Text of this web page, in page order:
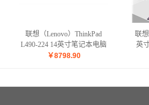
联想（Lenovo）ThinkPad
L490-224 14英寸笔记本电脑
Intel酷睿I7-8565U 1.8GHz四核
驱 正版Linux中兴新支点V3 含
￥8798.90
联
英